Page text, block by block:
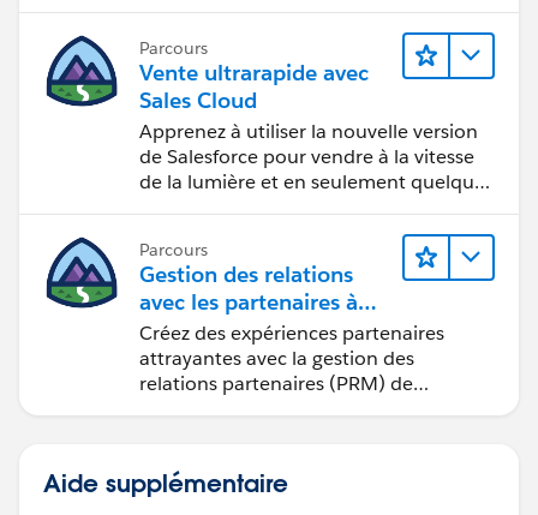
Parcours
Vente ultrarapide avec
Sales Cloud
Apprenez à utiliser la nouvelle version
de Salesforce pour vendre à la vitesse
de la lumière et en seulement quelques
Parcours
Gestion des relations
avec les partenaires à
l’aide de
Sales Cloud PRM
Créez des expériences partenaires
attrayantes avec la gestion des
relations partenaires (PRM) de
Aide supplémentaire